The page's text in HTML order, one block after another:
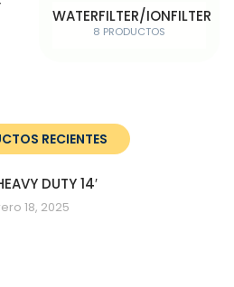
WATERFILTER/IONFILTER
8 PRODUCTOS
RECIENTES
DUTY 14′
18, 2025